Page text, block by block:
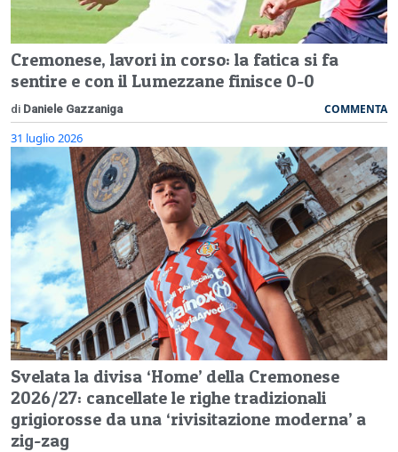
Cremonese, lavori in corso: la fatica si fa
sentire e con il Lumezzane finisce 0-0
di Daniele Gazzaniga COMMENTA
31 luglio 2026
Svelata la divisa ‘Home’ della Cremonese
2026/27: cancellate le righe tradizionali
grigiorosse da una ‘rivisitazione moderna’ a
zig-zag